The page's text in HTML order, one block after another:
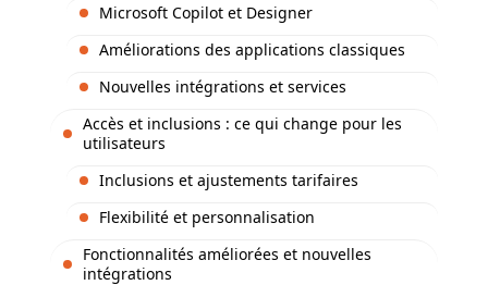
Microsoft Copilot et Designer
Améliorations des applications classiques
Nouvelles intégrations et services
Accès et inclusions : ce qui change pour les
utilisateurs
Inclusions et ajustements tarifaires
Flexibilité et personnalisation
Fonctionnalités améliorées et nouvelles
intégrations